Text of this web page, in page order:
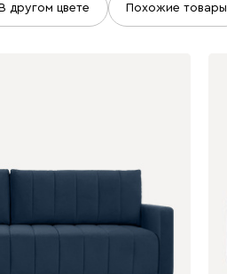
другом цвете Похожие товары